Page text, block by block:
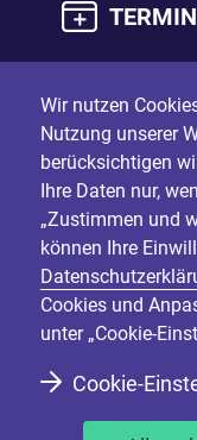
Wir nutzen
Nutzung unserer
berücksichtigen
Ihre Daten nur,
„Zustimmen und
können Ihre
Cookies und
unter „Cookie-
Cookie-